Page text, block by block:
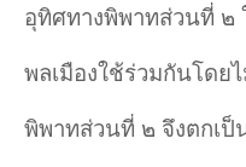
อุทิศทางพิพาทส่วนที่ ๒
พลเมืองใช้ร่วมกันโดย
พิพาทส่วนที่ ๒ จึงตกเ